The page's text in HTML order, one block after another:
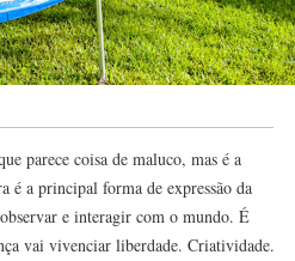
parece coisa de maluco, mas é a
a principal forma de expressão da
e interagir com o mundo. É
vai vivenciar liberdade. Criatividade.